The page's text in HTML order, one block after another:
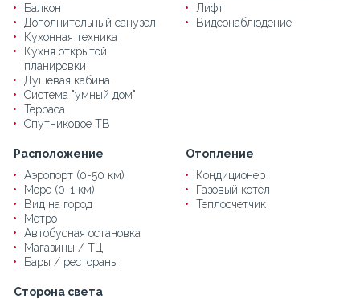
Балкон
Дополнительный санузел
Кухонная техника
Кухня открытой
планировки
Душевая кабина
Система "умный дом"
Терраса
Спутниковое ТВ
Лифт
Видеонаблюдение
Расположение
Аэропорт (0-50 км)
Море (0-1 км)
Вид на город
Метро
Автобусная остановка
Магазины / ТЦ
Бары / рестораны
Отопление
Кондиционер
Газовый котел
Теплосчетчик
Сторона света